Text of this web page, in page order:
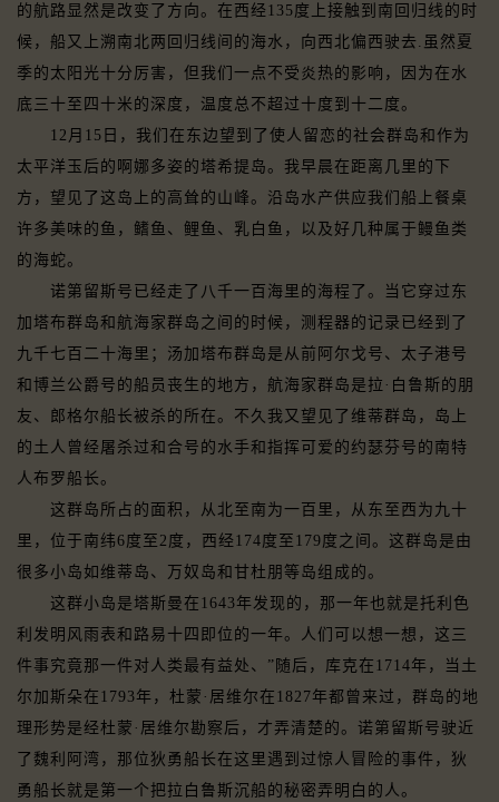
的航路显然是改变了方向。在西经135度上接触到南回归线的时
候，船又上溯南北两回归线间的海水，向西北偏西驶去.虽然夏
季的太阳光十分厉害，但我们一点不受炎热的影响，因为在水
底三十至四十米的深度，温度总不超过十度到十二度。
12月15日，我们在东边望到了使人留恋的社会群岛和作为
太平洋玉后的啊娜多姿的塔希提岛。我早晨在距离几里的下
方，望见了这岛上的高耸的山峰。沿岛水产供应我们船上餐桌
许多美味的鱼，鳍鱼、鲤鱼、乳白鱼，以及好几种属于鳗鱼类
的海蛇。
诺第留斯号已经走了八千一百海里的海程了。当它穿过东
加塔布群岛和航海家群岛之间的时候，测程器的记录已经到了
九千七百二十海里；汤加塔布群岛是从前阿尔戈号、太子港号
和博兰公爵号的船员丧生的地方，航海家群岛是拉·白鲁斯的朋
友、郎格尔船长被杀的所在。不久我又望见了维蒂群岛，岛上
的土人曾经屠杀过和合号的水手和指挥可爱的约瑟芬号的南特
人布罗船长。
这群岛所占的面积，从北至南为一百里，从东至西为九十
里，位于南纬6度至2度，西经174度至179度之间。这群岛是由
很多小岛如维蒂岛、万奴岛和甘杜朋等岛组成的。
这群小岛是塔斯曼在1643年发现的，那一年也就是托利色
利发明风雨表和路易十四即位的一年。人们可以想一想，这三
件事究竟那一件对人类最有益处、”随后，库克在1714年，当土
尔加斯朵在1793年，杜蒙·居维尔在1827年都曾来过，群岛的地
理形势是经杜蒙·居维尔勘察后，才弄清楚的。诺第留斯号驶近
了魏利阿湾，那位狄勇船长在这里遇到过惊人冒险的事件，狄
勇船长就是第一个把拉白鲁斯沉船的秘密弄明白的人。